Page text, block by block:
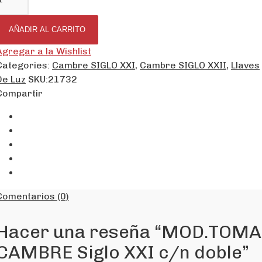
AÑADIR AL CARRITO
a la Wishlist
Cambre SIGLO XXI, Cambre SIGLO XXII, Llaves
Luz SKU:21732
(0)
una reseña “MOD.TOMA
Siglo XXI c/n doble”